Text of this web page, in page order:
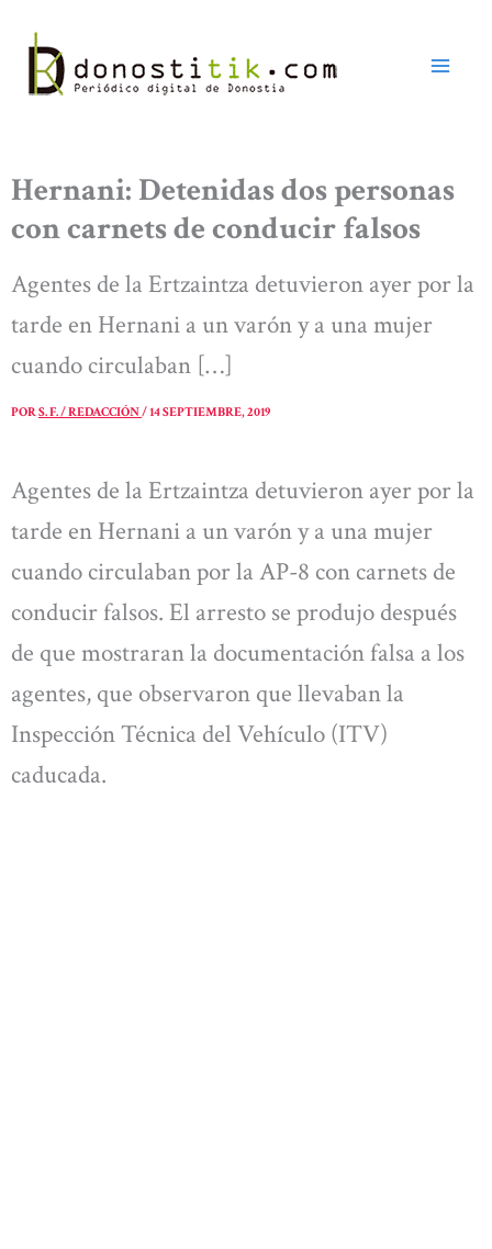
contenido
Hernani: Detenidas dos personas
con carnets de conducir falsos
Agentes de la Ertzaintza detuvieron ayer por la
tarde en Hernani a un varón y a una mujer
cuando circulaban […]
PORS. F. / REDACCIÓN/14 SEPTIEMBRE, 2019
Agentes de la Ertzaintza detuvieron ayer por la
tarde en Hernani a un varón y a una mujer
cuando circulaban por la AP-8 con carnets de
conducir falsos. El arresto se produjo después
de que mostraran la documentación falsa a los
agentes, que observaron que llevaban la
Inspección Técnica del Vehículo (ITV)
caducada.